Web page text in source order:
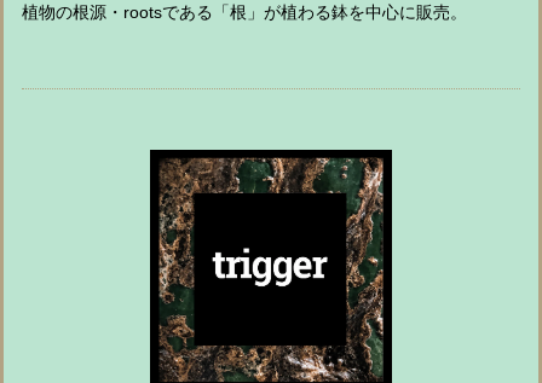
植物の根源・rootsである「根」が植わる鉢を中心に販売。